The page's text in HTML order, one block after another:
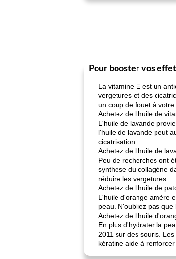
Pour booster vos
La vitamine E est un
vergetures et des
un coup de fouet à
Achetez de l'huile de
L'huile de lavande
l'huile de lavande peut
cicatrisation.
Achetez de l'huile de
Peu de recherches ont
synthèse du collagène
réduire les vergetures.
Achetez de l'huile de
L'huile d'orange amère
peau. N'oubliez pas
Achetez de l'huile
En plus d'hydrater la
2011 sur des souris.
kératine aide à